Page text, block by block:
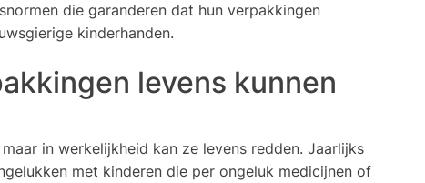
die garanderen dat hun verpakkingen
kinderhanden.
levens kunnen
in werkelijkheid kan ze levens redden. Jaarlijks
met kinderen die per ongeluk medicijnen of